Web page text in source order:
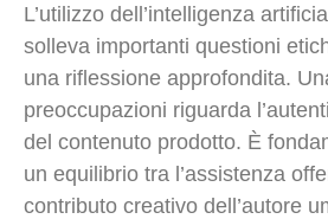
L’utilizzo dell’intelligenza
solleva importanti questioni
una riflessione approfondita.
preoccupazioni riguarda
del contenuto prodotto. È
un equilibrio tra l’assistenza
contributo creativo dell’autore